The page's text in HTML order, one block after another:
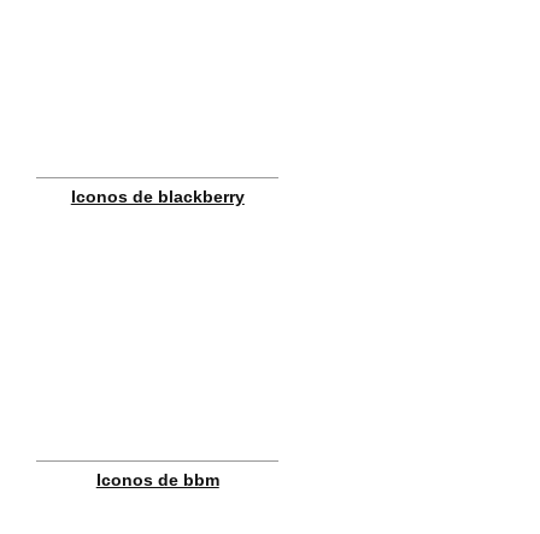
Iconos de blackberry
Iconos de bbm